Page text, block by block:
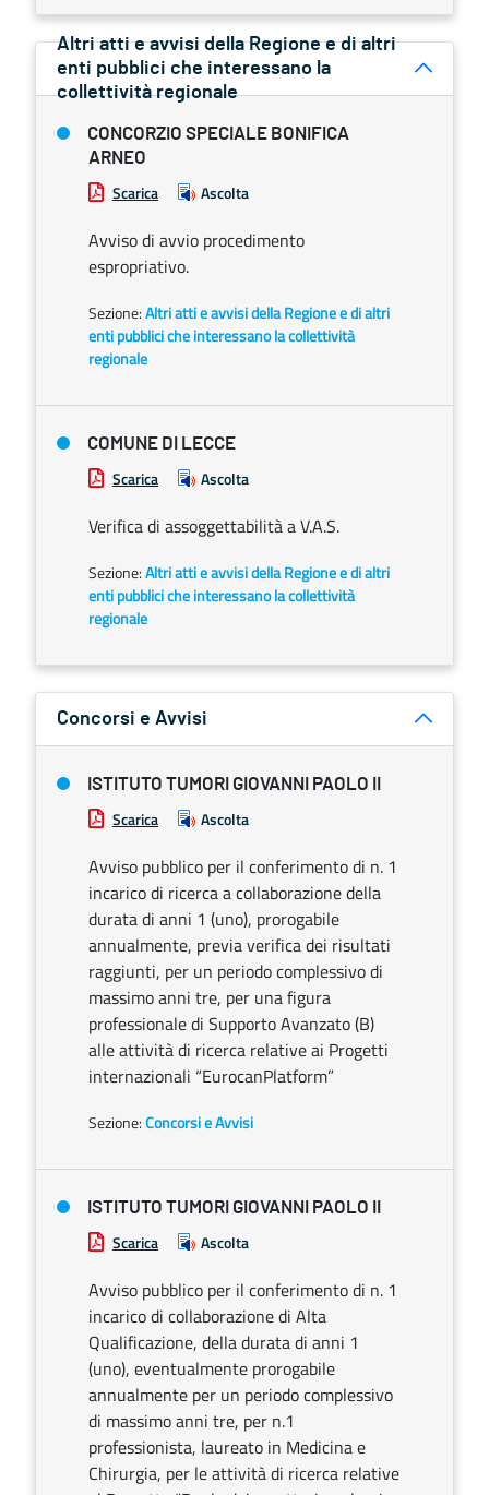
Altri atti e avvisi della Regione e di altri
enti pubblici che interessano la
collettività regionale
CONCORZIO SPECIALE BONIFICA
ARNEO
Scarica Ascolta
Avviso di avvio procedimento
espropriativo.
Sezione:Altri atti e avvisi della Regione e di altri
enti pubblici che interessano la collettività
regionale
COMUNE DI LECCE
Scarica Ascolta
Verifica di assoggettabilità a V.A.S.
Sezione:Altri atti e avvisi della Regione e di altri
enti pubblici che interessano la collettività
regionale
Concorsi e Avvisi
ISTITUTO TUMORI GIOVANNI PAOLO II
Scarica Ascolta
Avviso pubblico per il conferimento di n. 1
incarico di ricerca a collaborazione della
durata di anni 1 (uno), prorogabile
annualmente, previa verifica dei risultati
raggiunti, per un periodo complessivo di
massimo anni tre, per una figura
professionale di Supporto Avanzato (B)
alle attività di ricerca relative ai Progetti
internazionali “EurocanPlatform”
Sezione:Concorsi e Avvisi
ISTITUTO TUMORI GIOVANNI PAOLO II
Scarica Ascolta
Avviso pubblico per il conferimento di n. 1
incarico di collaborazione di Alta
Qualificazione, della durata di anni 1
(uno), eventualmente prorogabile
annualmente per un periodo complessivo
di massimo anni tre, per n.1
professionista, laureato in Medicina e
Chirurgia, per le attività di ricerca relative